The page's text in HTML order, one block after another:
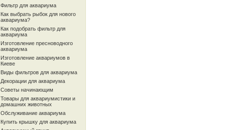
Фильтр для аквариума
Как выбрать рыбок для нового
аквариума?
Как подобрать фильтр для
аквариума
Изготовление пресноводного
аквариума
Изготовление аквариумов в
Киеве
Виды фильтров для аквариума
Декорации для аквариума
Советы начинающим
Товары для аквариумистики и
домашних животных
Обслуживание аквариума
Купить крышку для аквариума